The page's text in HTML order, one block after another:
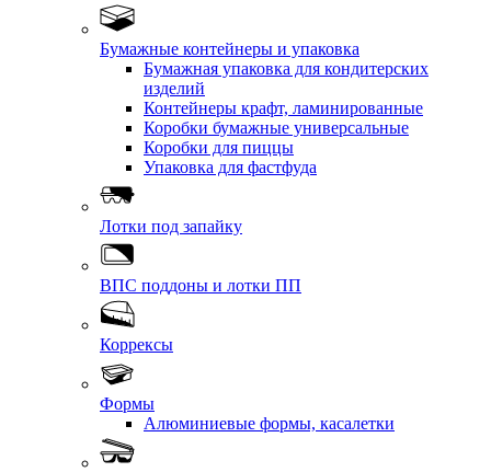
Бумажные контейнеры и упаковка
Бумажная упаковка для кондитерских
изделий
Контейнеры крафт, ламинированные
Коробки бумажные универсальные
Коробки для пиццы
Упаковка для фастфуда
Лотки под запайку
ВПС поддоны и лотки ПП
Коррексы
Формы
Алюминиевые формы, касалетки